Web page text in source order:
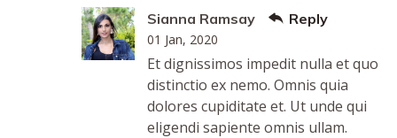
Sianna Ramsay Reply
01 Jan, 2020
Et dignissimos impedit nulla et quo
distinctio ex nemo. Omnis quia
dolores cupiditate et. Ut unde qui
eligendi sapiente omnis ullam.